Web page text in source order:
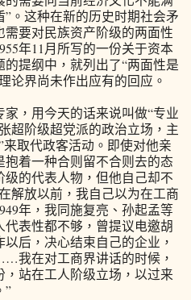
。这种在新的历史时期社会矛
要对民族资产阶级的两面性
年11月所写的一份关于资本
提纲中，就列出了“两面性是
论界尚未作出应有的回应。
，用今天的话来说叫做“专业
超阶级超党派的政治立场，主
取代政客活动。即使对他亲
着一种合则留不合则去的态
的代表人物，但他自己却不
解放以前，我自己以为在工商
年，我同施复亮、孙起孟等
表性都不够，曾提议电邀胡
后，决心结束自己的企业，
我在对工商界讲话的时候，
站在工人阶级立场，以过来
”